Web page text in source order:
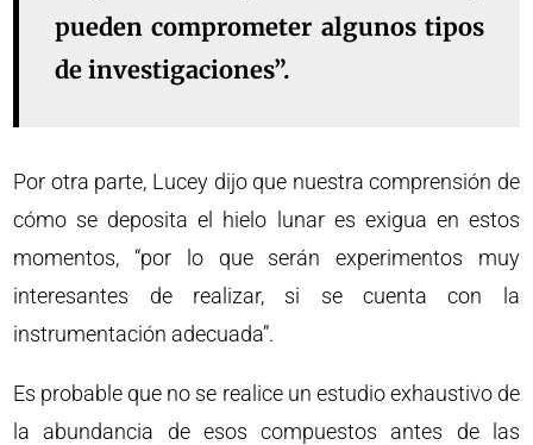
pueden comprometer algunos tipos
de investigaciones”.
Por otra parte, Lucey dijo que nuestra comprensión de
cómo se deposita el hielo lunar es exigua en estos
momentos, “por lo que serán experimentos muy
interesantes de realizar, si se cuenta con la
instrumentación adecuada”.
Es probable que no se realice un estudio exhaustivo de
la abundancia de esos compuestos antes de las